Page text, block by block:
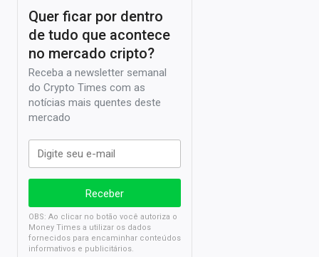
Quer ficar por dentro
de tudo que acontece
no mercado cripto?
Receba a newsletter semanal
do Crypto Times com as
notícias mais quentes deste
mercado
OBS: Ao clicar no botão você autoriza o
Money Times a utilizar os dados
fornecidos para encaminhar conteúdos
informativos e publicitários.